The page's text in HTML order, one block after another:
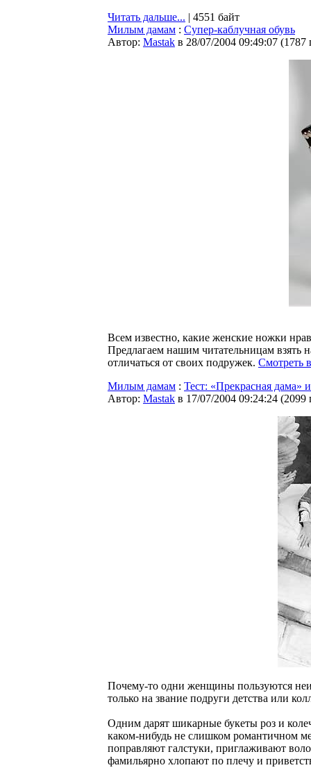
Читать дальше... | 4551 байт
Милым дамам : Супер-каблучная обувь
Автор: Мastak в 28/07/2004 09:49:07 (1787
Всем известно, какие женские ножки
Предлагаем нашим читательницам взять
отличаться от своих подружек. Смотреть
Милым дамам : Тест: «Прекрасная дама»
Автор: Мastak в 17/07/2004 09:24:24 (2099
Почему-то одни женщины пользуются
только на звание подруги детства или
Одним дарят шикарные букеты роз и
каком-нибудь не слишком романтичном
поправляют галстуки, приглаживают
фамильярно хлопают по плечу и